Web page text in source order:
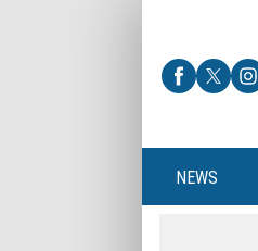
NEWS